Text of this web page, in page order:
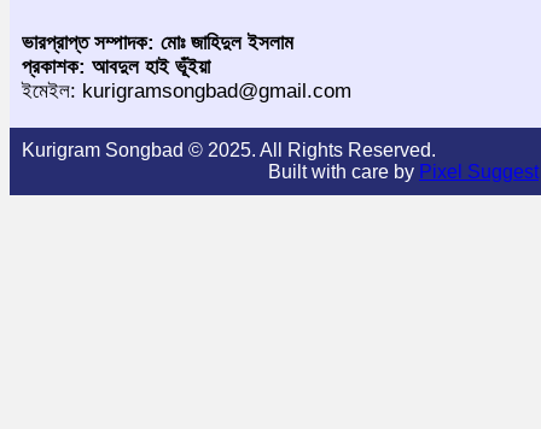
ভারপ্রাপ্ত সম্পাদক: মোঃ জাহিদুল ইসলাম
প্রকাশক: আবদুল হাই ভূঁইয়া
ইমেইল: kurigramsongbad@gmail.com
Kurigram Songbad © 2025. All Rights Reserved.
Built with care by Pixel Suggest